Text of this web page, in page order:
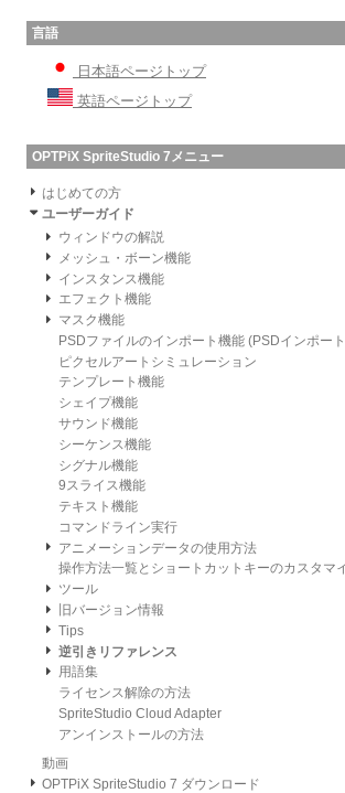
言語
日本語ページトップ
英語ページトップ
OPTPiX SpriteStudio 7メニュー
はじめての方
ユーザーガイド
ウィンドウの解説
メッシュ・ボーン機能
インスタンス機能
エフェクト機能
マスク機能
PSDファイルのインポート機能 (PSDインポー
ピクセルアートシミュレーション
テンプレート機能
シェイプ機能
サウンド機能
シーケンス機能
シグナル機能
9スライス機能
テキスト機能
コマンドライン実行
アニメーションデータの使用方法
操作方法一覧とショートカットキーのカスタマ
ツール
旧バージョン情報
Tips
逆引きリファレンス
用語集
ライセンス解除の方法
SpriteStudio Cloud Adapter
アンインストールの方法
動画
OPTPiX SpriteStudio 7 ダウンロード